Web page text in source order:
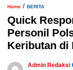
Home / BERITA
Quick
Personil
Keributan di
Admin Redaksi